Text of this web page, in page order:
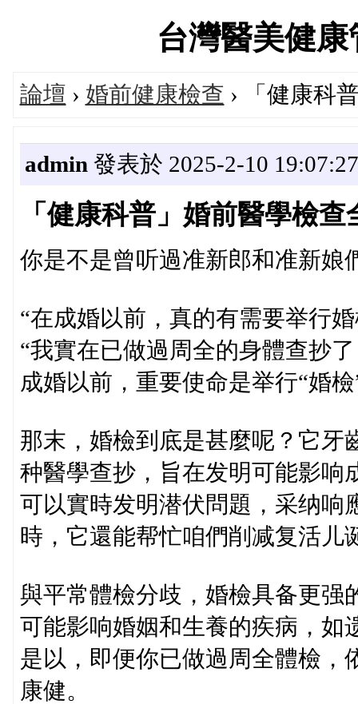
台灣醫美健
論壇 › 婚前健康檢查 › 「健康科
admin 發表於 2025-2-10 19:07:27
「健康科普」婚前醫學檢查
你是不是曾听過准新郎和准新娘
“在成婚以前，真的有需要举行
“我實在已做過周全的身體查抄
成婚以前，重要使命是举行“婚檢
那末，婚檢到底是甚麼呢？它牙
种醫學查抄，旨在发明可能影响
可以實時发明潜伏問題，采纳响
時，它還能帮忙咱們削减复活儿
與平常體檢分歧，婚檢具备更强
可能影响婚姻和生養的疾病，如
是以，即便你已做過周全體檢，
康健。